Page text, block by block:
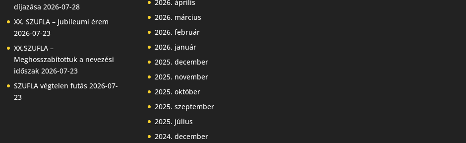
díjazása 2026-07-28
XX. SZUFLA – Jubileumi érem
2026-07-23
XX.SZUFLA –
Meghosszabítottuk a nevezési
időszak 2026-07-23
SZUFLA végtelen futás 2026-07-
23
2026. április
2026. március
2026. február
2026. január
2025. december
2025. november
2025. október
2025. szeptember
2025. július
2024. december